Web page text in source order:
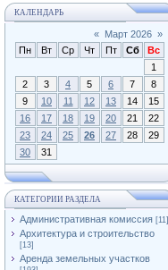
КАЛЕНДАРЬ
« Март 2026 »
Пн
Вт Ср Чт Пт Сб
Вс
1
2
3 4 5 6 7
8
9
10 11 12 13 14
15
16
17 18 19 20 21
22
23
24 25 26 27 28
29
30
31
КАТЕГОРИИ РАЗДЕЛА
Административная комиссия [11]
Архитектура и строительство
[13]
Аренда земельных участков